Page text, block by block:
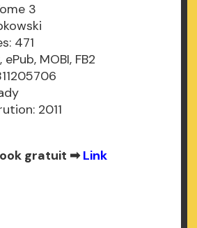
3
471
MOBI, FB2
2011
gratuit ➡Link